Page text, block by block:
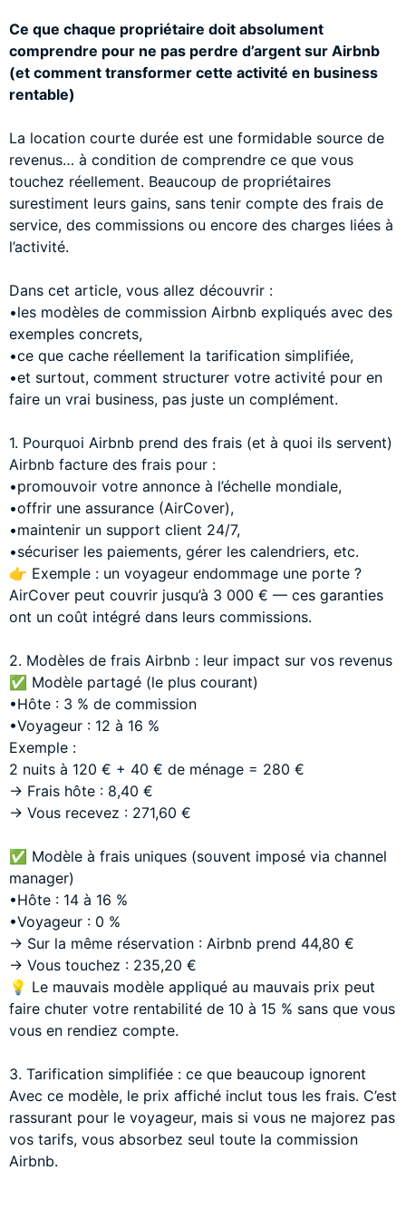
Ce que chaque propriétaire doit absolument
comprendre pour ne pas perdre d’argent sur Airbnb
(et comment transformer cette activité en business
rentable)
La location courte durée est une formidable source de
revenus… à condition de comprendre ce que vous
touchez réellement. Beaucoup de propriétaires
surestiment leurs gains, sans tenir compte des frais de
service, des commissions ou encore des charges liées à
l’activité.
Dans cet article, vous allez découvrir :
•les modèles de commission Airbnb expliqués avec des
exemples concrets,
•ce que cache réellement la tarification simplifiée,
•et surtout, comment structurer votre activité pour en
faire un vrai business, pas juste un complément.
1. Pourquoi Airbnb prend des frais (et à quoi ils servent)
Airbnb facture des frais pour :
•promouvoir votre annonce à l’échelle mondiale,
•offrir une assurance (AirCover),
•maintenir un support client 24/7,
•sécuriser les paiements, gérer les calendriers, etc.
👉 Exemple : un voyageur endommage une porte ?
AirCover peut couvrir jusqu’à 3 000 € — ces garanties
ont un coût intégré dans leurs commissions.
2. Modèles de frais Airbnb : leur impact sur vos revenus
✅ Modèle partagé (le plus courant)
•Hôte : 3 % de commission
•Voyageur : 12 à 16 %
Exemple :
2 nuits à 120 € + 40 € de ménage = 280 €
→ Frais hôte : 8,40 €
→ Vous recevez : 271,60 €
✅ Modèle à frais uniques (souvent imposé via channel
manager)
•Hôte : 14 à 16 %
•Voyageur : 0 %
→ Sur la même réservation : Airbnb prend 44,80 €
→ Vous touchez : 235,20 €
💡 Le mauvais modèle appliqué au mauvais prix peut
faire chuter votre rentabilité de 10 à 15 % sans que vous
vous en rendiez compte.
3. Tarification simplifiée : ce que beaucoup ignorent
Avec ce modèle, le prix affiché inclut tous les frais. C’est
rassurant pour le voyageur, mais si vous ne majorez pas
vos tarifs, vous absorbez seul toute la commission
Airbnb.